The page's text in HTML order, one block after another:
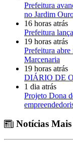
Prefeitura
no Jardim
16 horas atrás
Prefeitura
19 horas atrás
Prefeitura
Marcenaria
19 horas atrás
DIÁRIO DE
1 dia atrás
Projeto Dona
Notícias